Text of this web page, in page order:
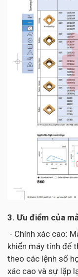
3. Ưu điểm của
- Chính xác cao:
khiển máy tính để
theo các lệnh số
xác cao và sự lặp